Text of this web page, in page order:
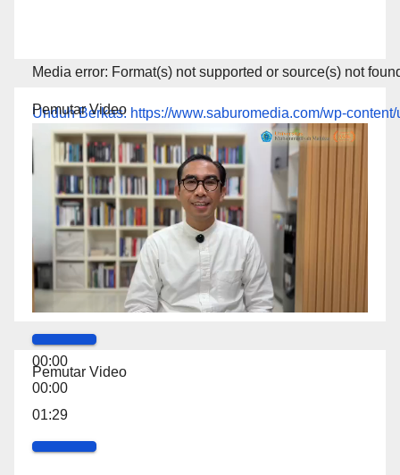
Media error: Format(s) not supported or source(s) not
Unduh Berkas: https://www.saburomedia.com/wp-
00:00
Pemutar Video
00:00
00:00
01:29
Pemutar Video